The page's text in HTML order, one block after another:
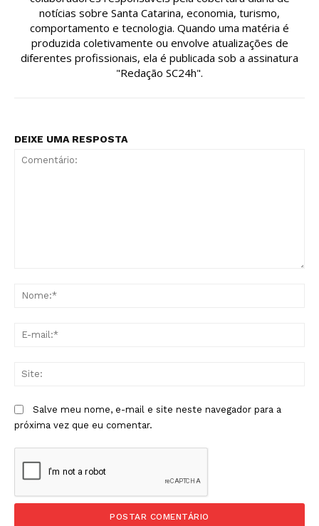
notícias sobre Santa Catarina, economia, turismo,
comportamento e tecnologia. Quando uma matéria é
produzida coletivamente ou envolve atualizações de
diferentes profissionais, ela é publicada sob a assinatura
"Redação SC24h".
DEIXE UMA RESPOSTA
Salve meu nome, e-mail e site neste navegador para a
próxima vez que eu comentar.